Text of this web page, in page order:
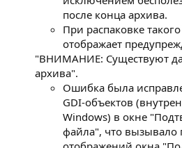
после конца архива.
При распаковке
отображает
"ВНИМАНИЕ: Существуют
архива".
Ошибка была
GDI-объектов
Windows) в окне
файла", что вызывало